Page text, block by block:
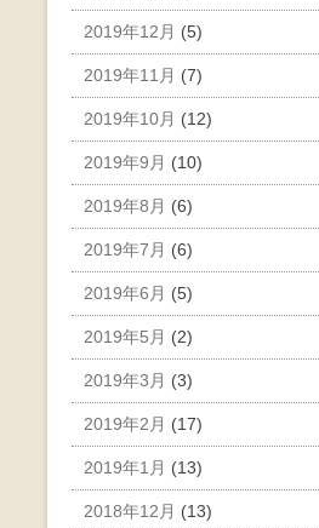
2019年12月 (5)
2019年11月 (7)
2019年10月 (12)
2019年9月 (10)
2019年8月 (6)
2019年7月 (6)
2019年6月 (5)
2019年5月 (2)
2019年3月 (3)
2019年2月 (17)
2019年1月 (13)
2018年12月 (13)